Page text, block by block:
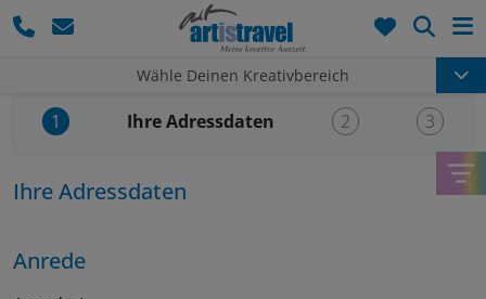
Wähle Deinen Kreativbereich
1 Aktueller Schritt:
Ihre Adressdaten 2 3
Ihre Adressdaten
Anrede